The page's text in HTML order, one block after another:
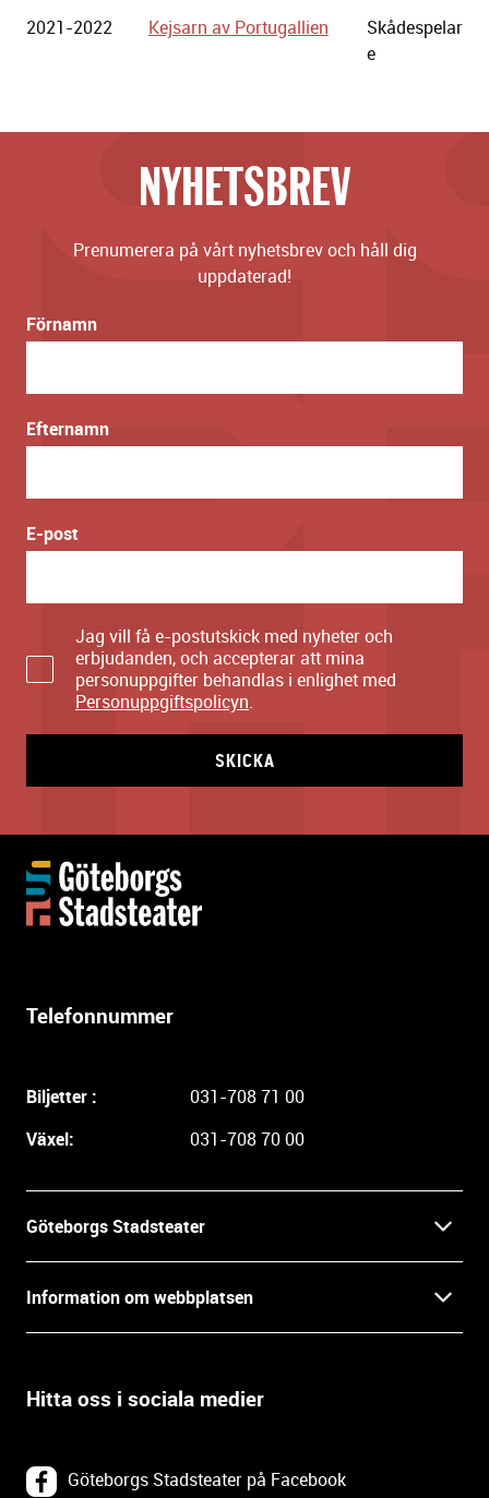
2021-2022 Kejsarn av Portugallien
Skådespelar
e
NYHETSBREV
Prenumerera på vårt nyhetsbrev och håll dig
uppdaterad!
Förnamn
Efternamn
E-post
Jag vill få e-postutskick med nyheter och
erbjudanden, och accepterar att mina
personuppgifter behandlas i enlighet med
Personuppgiftspolicyn.
SKICKA
Telefonnummer
Biljetter :
031-708 71 00
Växel:
031-708 70 00
Göteborgs Stadsteater
Press
Öppettider
Information om webbplatsen
Villkor och integritet
Om webbplatsen
Hitta oss i sociala medier
Göteborgs Stadsteater på Facebook